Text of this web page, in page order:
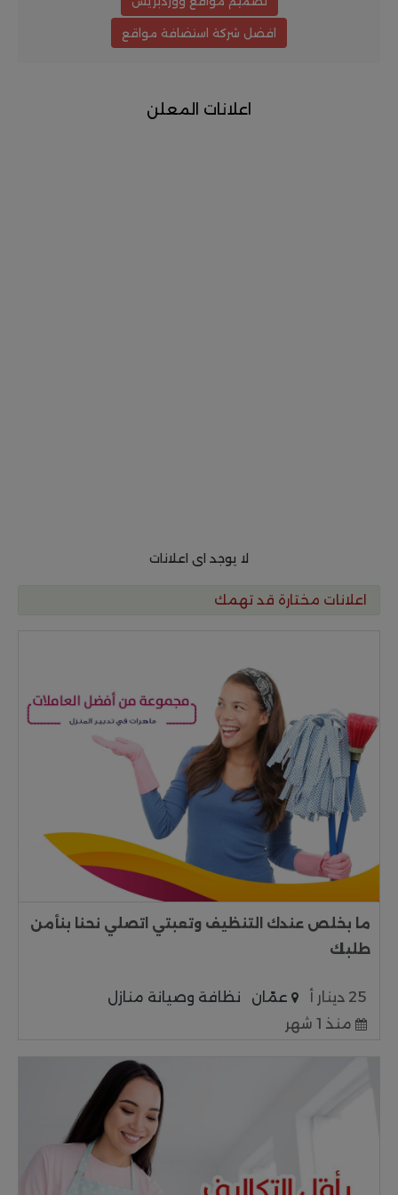
افضل شركة استضافة مواقع
اعلانات المعلن
لا يوجد اى اعلانات
اعلانات مختارة قد تهمك
ما بخلص عندك التنظيف وتعبتي اتصلي نحنا بنأمن
طلبك
25 دينار أ عمّان
نظافة وصيانة منازل
منذ 1 شهر